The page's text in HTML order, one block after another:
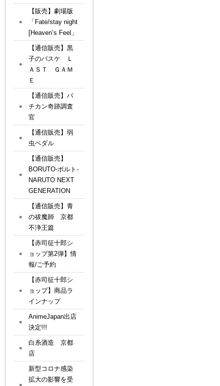
【販売】劇場版
「Fate/stay night
[Heaven’s Feel」
【通信販売】黒
子のバスケ Ｌ
ＡＳＴ ＧＡＭ
Ｅ
【通信販売】バ
チカン奇跡調査
官
【通信販売】弱
虫ペダル
【通信販売】
BORUTO-ボルト-
NARUTO NEXT
GENERATION
【通信販売】青
の祓魔師 京都
不浄王篇
【赤司征十郎シ
ョップ第2弾】情
報/ご予約
【赤司征十郎シ
ョップ】商品ラ
インナップ
AnimeJapan出店
決定!!!
白糸酒造 京都
店
新型コロナ感染
拡大の影響を受